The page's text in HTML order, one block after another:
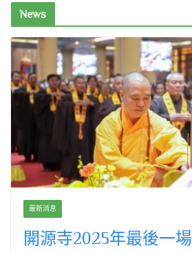
News
最新消息
開源寺2025年最後一